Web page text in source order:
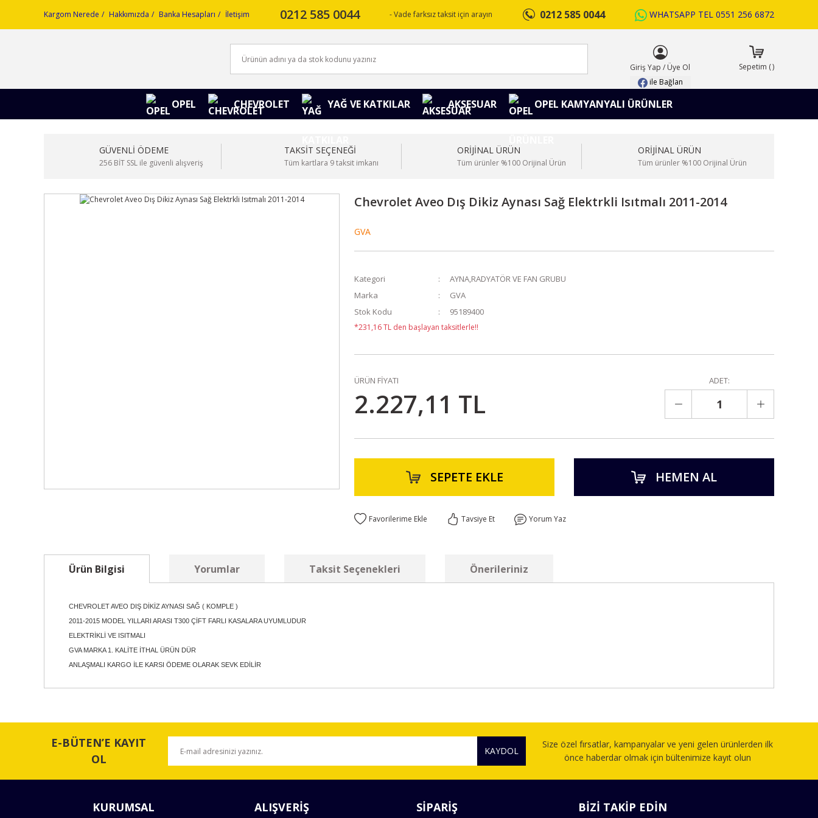
Kargom Nerede Hakkımızda Banka Hesapları İletişim 0212 585 0044 - Vade farksız taksit için arayın 0212 585 0044 WHATSAPP TEL 0551 256 6872
Giriş Yap / Üye Ol
ile Bağlan
Sepetim ()
OPEL CHEVROLET YAĞ VE KATKILAR AKSESUAR OPEL KAMYANYALI ÜRÜNLER
GÜVENLİ ÖDEME
256 BİT SSL ile güvenli alışveriş
TAKSİT SEÇENEĞİ
Tüm kartlara 9 taksit imkanı
ORİJİNAL ÜRÜN
Tüm ürünler %100 Orijinal Ürün
ORİJİNAL ÜRÜN
Tüm ürünler %100 Orijinal Ürün
Chevrolet Aveo Dış Dikiz Aynası Sağ Elektrkli Isıtmalı 2011-2014
GVA
Kategori
AYNA,RADYATÖR VE FAN GRUBU
Marka
GVA
Stok Kodu
95189400
*231,16 TL den başlayan taksitlerle!!
ÜRÜN FİYATI
2.227,11 TL
ADET:
SEPETE EKLE HEMEN AL
Tavsiye Et Yorum Yaz
Ürün Bilgisi Yorumlar Taksit Seçenekleri Önerileriniz
CHEVROLET AVEO DIŞ DİKİZ AYNASI SAĞ ( KOMPLE )
2011-2015 MODEL YILLARI ARASI T300 ÇİFT FARLI KASALARA UYUMLUDUR
ELEKTRİKLİ VE ISITMALI
GVA MARKA 1. KALİTE İTHAL ÜRÜN DÜR
ANLAŞMALI KARGO İLE KARSI ÖDEME OLARAK SEVK EDİLİR
Görüş ve önerileriniz için teşekkür ederiz.
Ürün resmi kalitesiz, bozuk veya görüntülenemiyor.
Ürün fiyatı diğer sitelerden daha pahalı.
E-BÜTEN’E KAYIT
OL
KAYDOL
Size özel fırsatlar, kampanyalar ve yeni gelen ürünlerden ilk
önce haberdar olmak için bültenimize kayıt olun
KURUMSAL ALIŞVERİŞ SİPARİŞ BİZİ TAKİP EDİN